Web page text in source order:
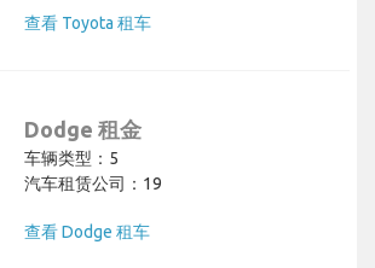
查看 Toyota 租车
Dodge 租金
车辆类型：5
汽车租赁公司：19
查看 Dodge 租车